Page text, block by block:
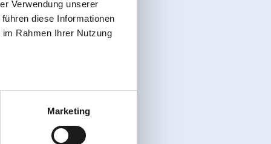
Verwendung unserer
diese Informationen
Rahmen Ihrer Nutzung
Marketing